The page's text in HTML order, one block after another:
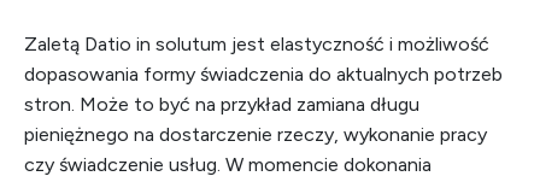
Zaletą Datio in solutum jest elastyczność i możliwość
dopasowania formy świadczenia do aktualnych potrzeb
stron. Może to być na przykład zamiana długu
pieniężnego na dostarczenie rzeczy, wykonanie pracy
czy świadczenie usług. W momencie dokonania